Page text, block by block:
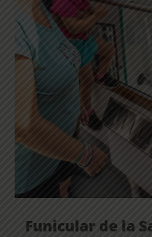
Funicular de la